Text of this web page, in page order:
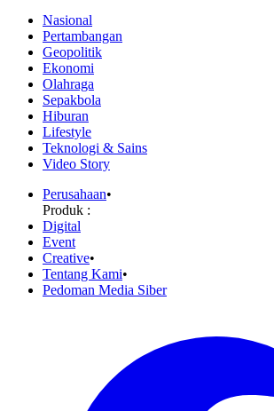
Nasional
Pertambangan
Geopolitik
Ekonomi
Olahraga
Sepakbola
Hiburan
Lifestyle
Teknologi & Sains
Video Story
Perusahaan•
Produk :
Digital
Event
Creative•
Tentang Kami•
Pedoman Media Siber